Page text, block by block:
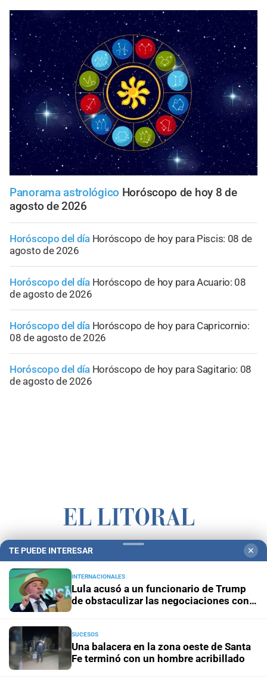
Panorama astrológico Horóscopo de hoy 8 de
agosto de 2026
Horóscopo del día Horóscopo de hoy para Piscis: 08 de
agosto de 2026
Horóscopo del día Horóscopo de hoy para Acuario: 08
de agosto de 2026
Horóscopo del día Horóscopo de hoy para Capricornio:
08 de agosto de 2026
Horóscopo del día Horóscopo de hoy para Sagitario: 08
de agosto de 2026
Campolitoral Revista Nosotros
CYD Litoral
Podcasts Mirador Provincial
Notife Educacion SF
TE PUEDE INTERESAR ✕
INTERNACIONALES
Lula acusó a un funcionario de Trump
de obstaculizar las negociaciones con
SUCESOS
Una balacera en la zona oeste de Santa
Fe terminó con un hombre acribillado